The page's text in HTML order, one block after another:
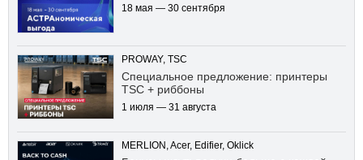
18 мая — 30 сентября
PROWAY, TSC
Специальное предложение: принтеры
TSC + риббоны
1 июля — 31 августа
MERLION, Acer, Edifier, Oklick